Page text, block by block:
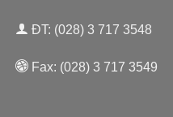
ĐT: (028) 3 717 3548
Fax: (028) 3 717 3549